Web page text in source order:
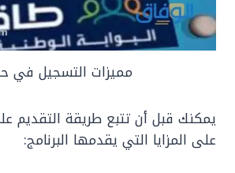
مميزات التسجيل في
يمكنك قبل أن تتبع طريقة التقديم
على المزايا التي يقدمها البرنامج: